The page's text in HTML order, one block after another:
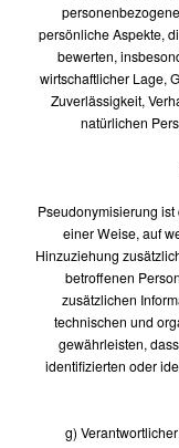
persönliche Aspekte,
bewerten,
wirtschaftlicher Lage,
Zuverlässigkeit,
natürlichen
Pseudonymisierung
einer Weise, auf
Hinzuziehung
betroffenen
zusätzlichen
technischen und
gewährleisten,
identifizierten oder
g)